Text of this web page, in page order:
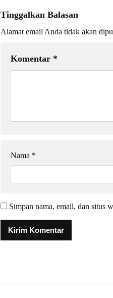
Tinggalkan Balasan
Alamat email Anda tidak akan
Komentar *
Nama *
Simpan nama, email, dan situs